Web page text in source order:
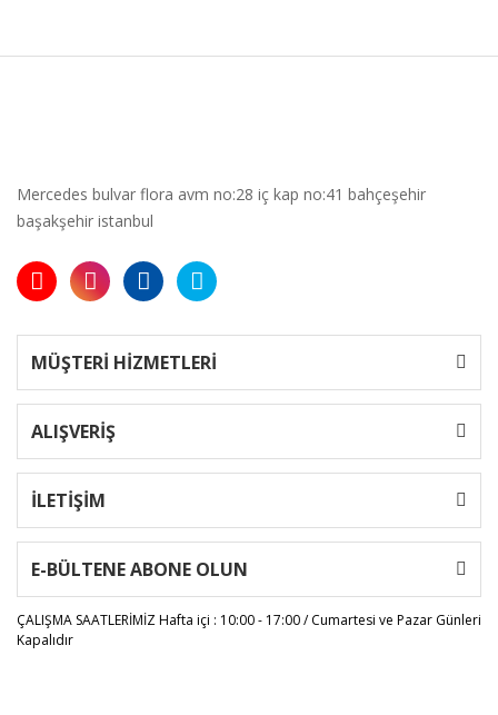
Mercedes bulvar flora avm no:28 iç kap no:41 bahçeşehir
başakşehir istanbul
MÜŞTERİ HİZMETLERİ
ALIŞVERİŞ
İLETİŞİM
E-BÜLTENE ABONE OLUN
ÇALIŞMA SAATLERİMİZHafta içi : 10:00 - 17:00 / Cumartesi ve Pazar Günleri
Kapalıdır